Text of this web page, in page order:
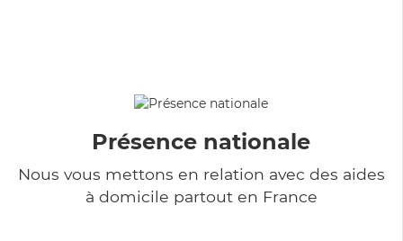
Présence nationale
Nous vous mettons en relation avec des aides
à domicile partout en France